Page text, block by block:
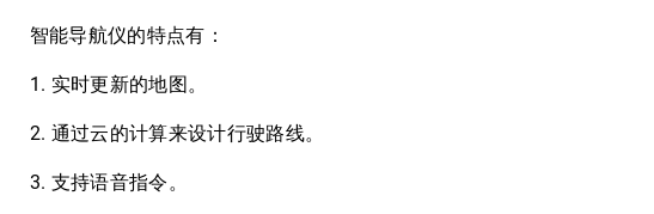
智能导航仪的特点有：
1. 实时更新的地图。
2. 通过云的计算来设计行驶路线。
3. 支持语音指令。